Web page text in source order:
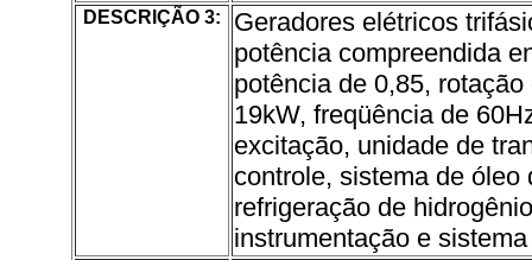
DESCRIÇÃO 3:
Geradores elétricos
potência compreendida
potência de 0,85,
19kW, freqüência de
excitação, unidade de
controle, sistema de
refrigeração de
instrumentação e